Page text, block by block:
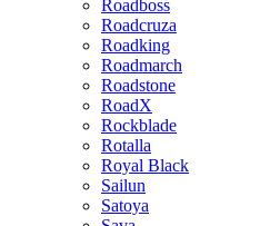
Roadboss
Roadcruza
Roadking
Roadmarch
Roadstone
RoadX
Rockblade
Rotalla
Royal Black
Sailun
Satoya